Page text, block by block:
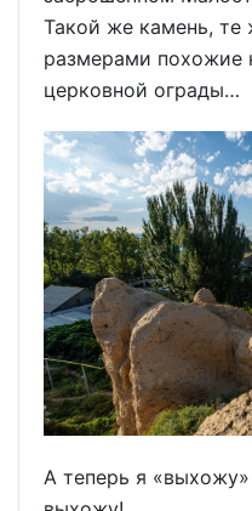
Такой же камень, те
размерами похожие
церковной ограды…
А теперь я